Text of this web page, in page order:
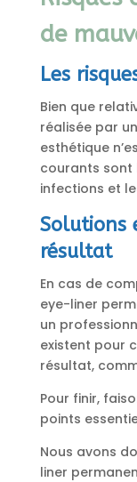
de
Les
Bien que
réalisée par
esthétique
courants sont
infections et
Solutions
résultat
En cas de
eye-liner
un
existent pour
résultat,
Pour finir,
points
Nous avons
liner